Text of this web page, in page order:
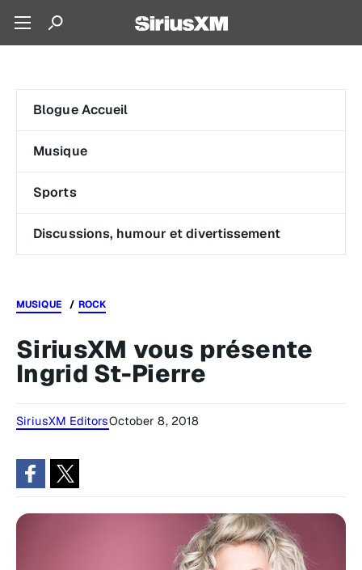
Blogue Accueil
Musique
Sports
Discussions, humour et divertissement
MUSIQUE ROCK
SiriusXM vous présente
Ingrid St-Pierre
SiriusXM EditorsOctober 8, 2018